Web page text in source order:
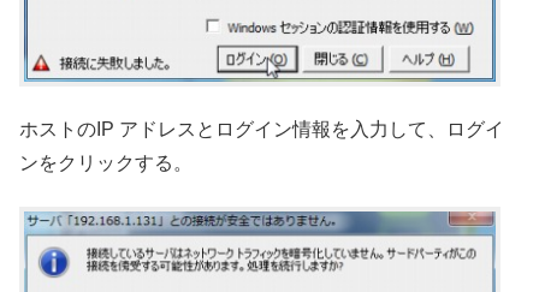
ホストのIP アドレスとログイン情報を入力して、ログイ
ンをクリックする。